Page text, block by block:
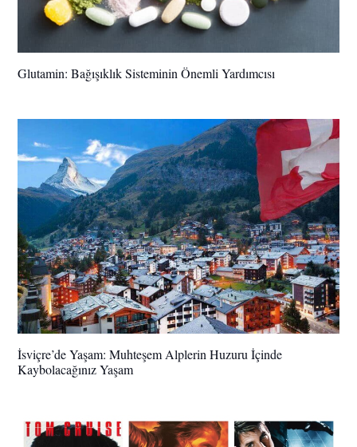
Glutamin: Bağışıklık Sisteminin Önemli Yardımcısı
İsviçre’de Yaşam: Muhteşem Alplerin Huzuru İçinde
Kaybolacağınız Yaşam